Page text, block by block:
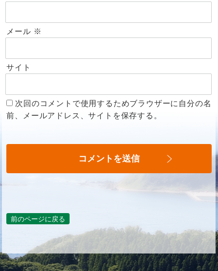
メール ※
サイト
次回のコメントで使用するためブラウザーに自分の名
前、メールアドレス、サイトを保存する。
前のページに戻る